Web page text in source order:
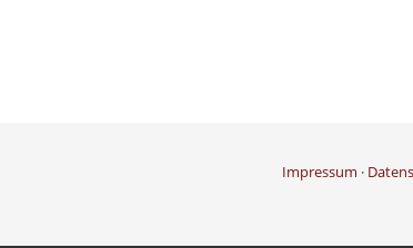
Impressum ·